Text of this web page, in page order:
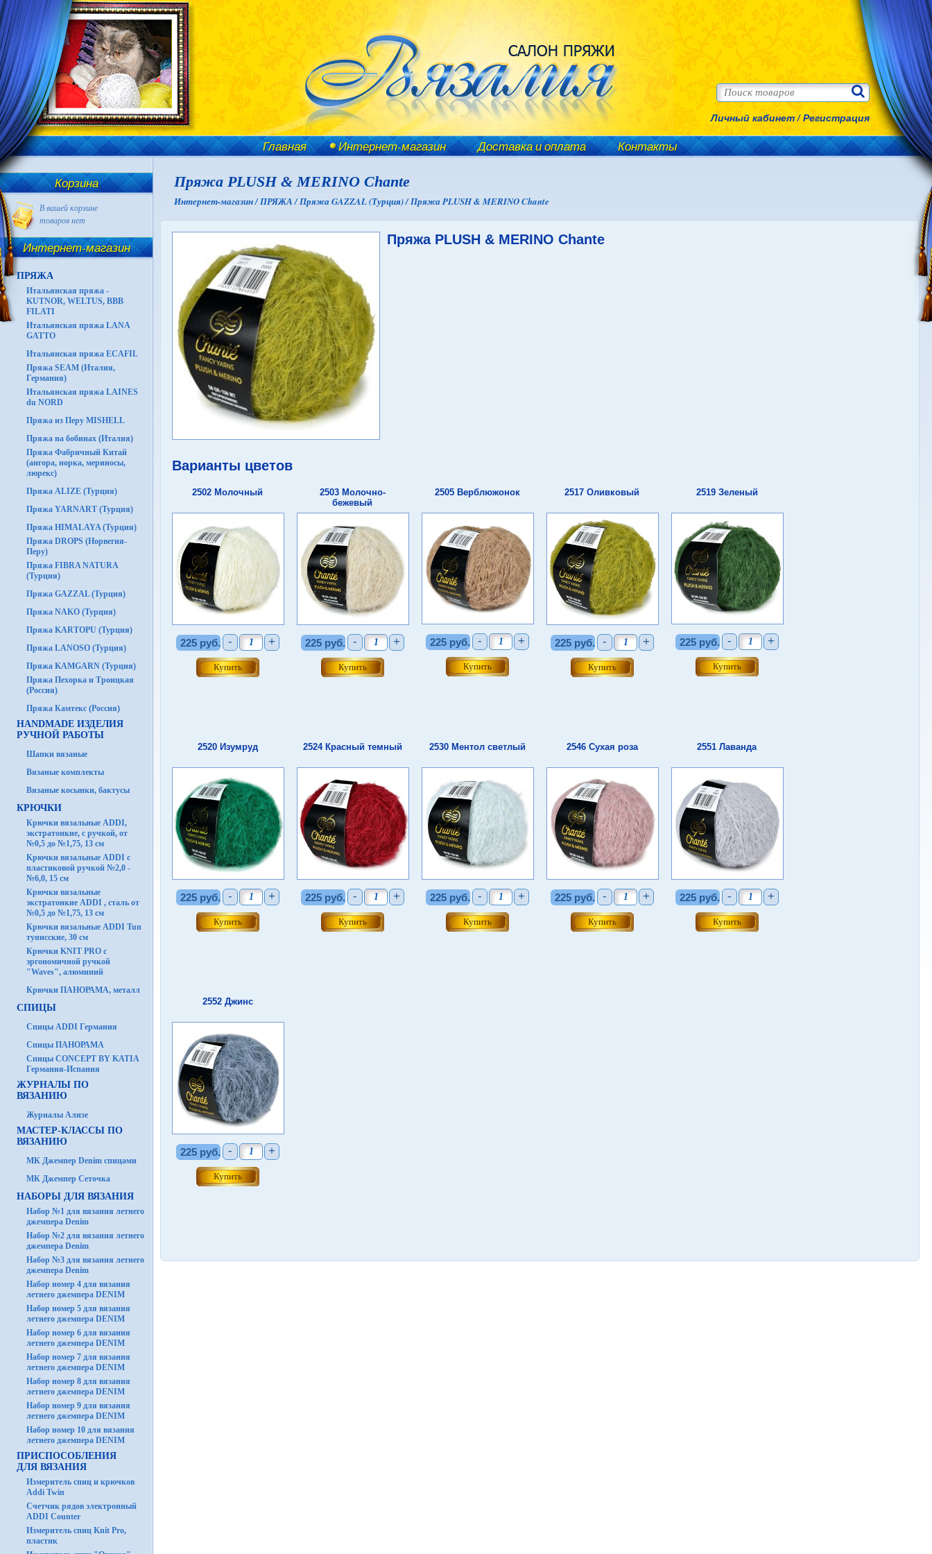
Личный кабинет/Регистрация
Главная Интернет-магазин Доставка и оплата Контакты
Корзина
В вашей корзине
товаров нет
Интернет-магазин
ПРЯЖА
Итальянская пряжа -
KUTNOR, WELTUS, BBB
FILATI
Итальянская пряжа LANA
GATTO
Итальянская пряжа ECAFIL
Пряжа SEAM (Италия,
Германия)
Итальянская пряжа LAINES
du NORD
Пряжа из Перу MISHELL
Пряжа на бобинах (Италия)
Пряжа Фабричный Китай
(ангора, норка, мериносы,
люрекс)
Пряжа ALIZE (Турция)
Пряжа YARNART (Турция)
Пряжа HIMALAYA (Турция)
Пряжа DROPS (Норвегия-
Перу)
Пряжа FIBRA NATURA
(Турция)
Пряжа GAZZAL (Турция)
Пряжа NAKO (Турция)
Пряжа KARTOPU (Турция)
Пряжа LANOSO (Турция)
Пряжа KAMGARN (Турция)
Пряжа Пехорка и Троицкая
(Россия)
Пряжа Камтекс (Россия)
HANDMADE ИЗДЕЛИЯ
РУЧНОЙ РАБОТЫ
Шапки вязаные
Вязаные комплекты
Вязаные косынки, бактусы
КРЮЧКИ
Крючки вязальные ADDI,
экстратонкие, с ручкой, от
№0,5 до №1,75, 13 см
Крючки вязальные ADDI с
пластиковой ручкой №2,0 -
№6,0, 15 см
Крючки вязальные
экстратонкие ADDI , сталь от
№0,5 до №1,75, 13 см
Крючки вязальные ADDI Tun
тунисские, 30 см
Крючки KNIT PRO с
эргономичной ручкой
"Waves", алюминий
Крючки ПАНОРАМА, металл
СПИЦЫ
Спицы ADDI Германия
Спицы ПАНОРАМА
Спицы CONCEPT BY KATIA
Германия-Испания
ЖУРНАЛЫ ПО
ВЯЗАНИЮ
Журналы Ализе
МАСТЕР-КЛАССЫ ПО
ВЯЗАНИЮ
МК Джемпер Denim спицами
МК Джемпер Сеточка
НАБОРЫ ДЛЯ ВЯЗАНИЯ
Набор №1 для вязания летнего
джемпера Denim
Набор №2 для вязания летнего
джемпера Denim
Набор №3 для вязания летнего
джемпера Denim
Набор номер 4 для вязания
летнего джемпера DENIM
Набор номер 5 для вязания
летнего джемпера DENIM
Набор номер 6 для вязания
летнего джемпера DENIM
Набор номер 7 для вязания
летнего джемпера DENIM
Набор номер 8 для вязания
летнего джемпера DENIM
Набор номер 9 для вязания
летнего джемпера DENIM
Набор номер 10 для вязания
летнего джемпера DENIM
ПРИСПОСОБЛЕНИЯ
ДЛЯ ВЯЗАНИЯ
Измеритель спиц и крючков
Addi Twin
Счетчик рядов электронный
ADDI Counter
Измеритель спиц Knit Pro,
пластик
Пряжа PLUSH & MERINO Chante
Интернет-магазин /ПРЯЖА /Пряжа GAZZAL (Турция) /Пряжа PLUSH & MERINO Chante
Пряжа PLUSH & MERINO Chante
Варианты цветов
2502 Молочный
225 руб. - +
2503 Молочно-
бежевый
225 руб. - +
2505 Верблюжонок
225 руб. - +
2517 Оливковый
225 руб. - +
2519 Зеленый
225 руб. - +
2520 Изумруд
225 руб. - +
2524 Красный темный
225 руб. - +
2530 Ментол светлый
225 руб. - +
2546 Сухая роза
225 руб. - +
2551 Лаванда
225 руб. - +
2552 Джинс
225 руб. - +